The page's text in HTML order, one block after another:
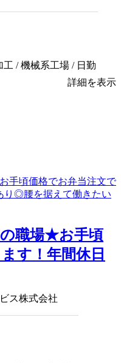
/ 機械系工場 / 日勤
詳細を表示
の職場★お手頃
す！年間休日
ス株式会社